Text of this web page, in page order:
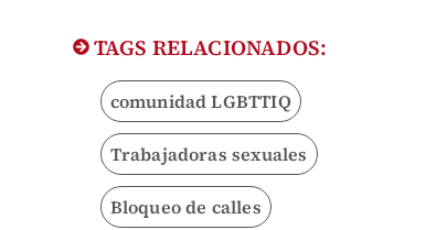
TAGS RELACIONADOS:
comunidad LGBTTIQ
Trabajadoras sexuales
Bloqueo de calles